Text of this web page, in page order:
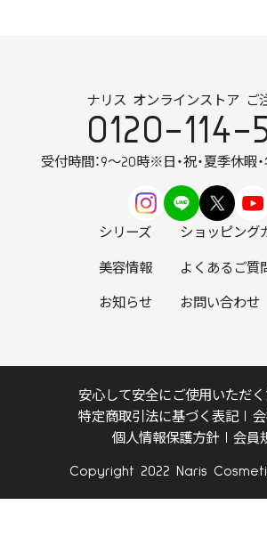
ナリス オンラインストア ご
0120-114-
受付時間：9～20時※日・祝・夏季休暇
シリーズ ショッピング
美容情報 よくあるご質
お知らせ お問い合わせ
安心して安全にご使用いただ
特定商取引法に基づく表記
個人情報保護方針
会員
Copyright 2022 Naris